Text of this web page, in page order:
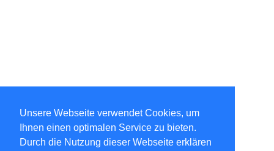
Unsere Webseite verwendet Cookies, um
Ihnen einen optimalen Service zu bieten.
Durch die Nutzung dieser Webseite erklären